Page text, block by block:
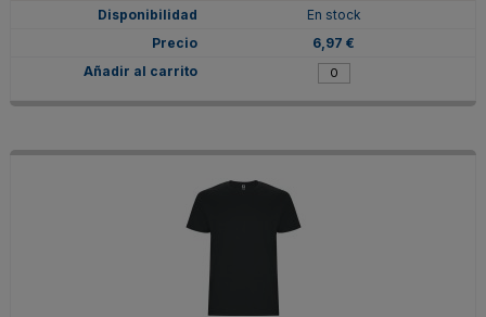
En stock
6,97 €